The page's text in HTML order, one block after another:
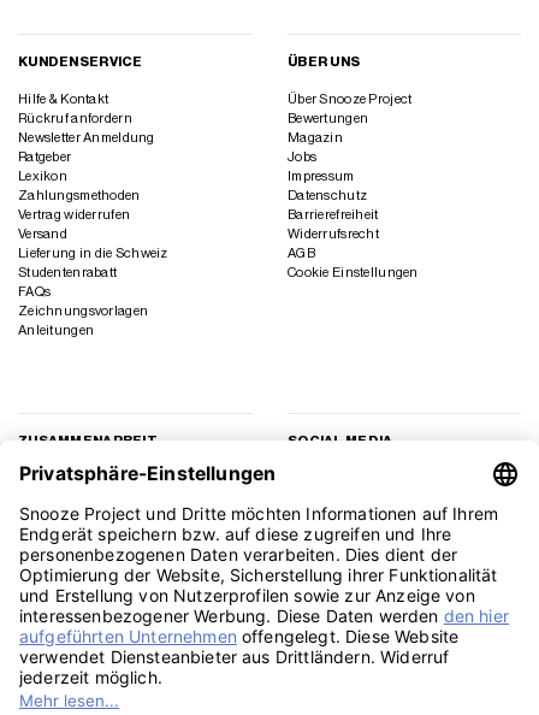
KUNDENSERVICE
Hilfe & Kontakt
Rückruf anfordern
Newsletter Anmeldung
Ratgeber
Lexikon
Zahlungsmethoden
Vertrag widerrufen
Versand
Lieferung in die Schweiz
Studentenrabatt
FAQs
Zeichnungsvorlagen
Anleitungen
ÜBER UNS
Über Snooze Project
Bewertungen
Magazin
Jobs
Impressum
Datenschutz
Barrierefreiheit
Widerrufsrecht
AGB
Cookie Einstellungen
ZUSAMMENARBEIT
Geschäftskunden
Presse
Affiliate Marketing
SOCIAL MEDIA
TikTok
YouTube
Pinterest
LinkedIn